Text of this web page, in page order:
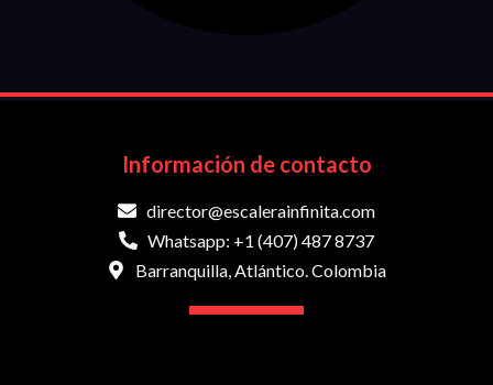
Información de contacto
director@escalerainfinita.com
Whatsapp: +1 (407) 487 8737
Barranquilla, Atlántico. Colombia